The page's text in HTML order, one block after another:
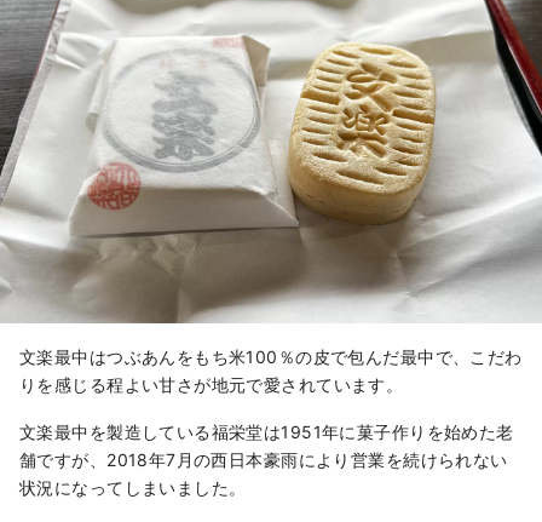
文楽最中はつぶあんをもち米100％の皮で包んだ最中で、こだわ
りを感じる程よい甘さが地元で愛されています。
文楽最中を製造している福栄堂は1951年に菓子作りを始めた老
舗ですが、2018年7月の西日本豪雨により営業を続けられない
状況になってしまいました。